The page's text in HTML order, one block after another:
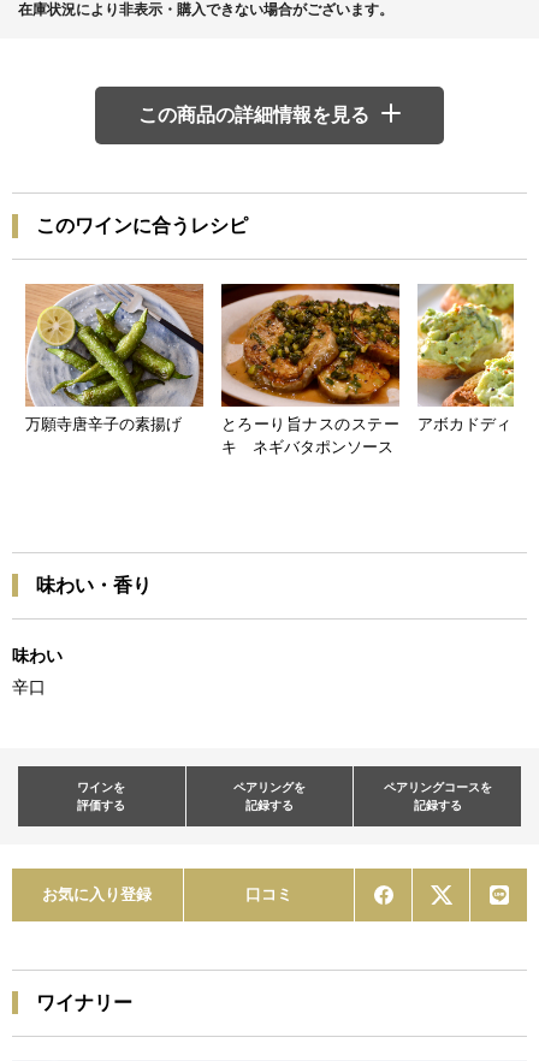
在庫状況により非表示・購入できない場合がございます。
この商品の詳細情報を見る
このワインに合うレシピ
万願寺唐辛子の素揚げ
とろーり旨ナスのステー
キ ネギバタポンソース
アボカドディッ
味わい・香り
味わい
辛口
ワインを
評価する
ペアリングを
記録する
ペアリングコースを
記録する
お気に入り登録 口コミ
ワイナリー